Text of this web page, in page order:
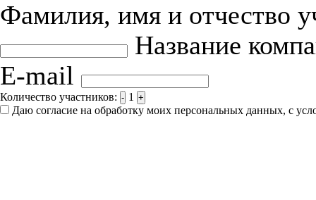
Фамилия, имя и отчество
Название
E-mail
Количество участников: - 1 +
Даю согласие на обработку моих персональных данных, с